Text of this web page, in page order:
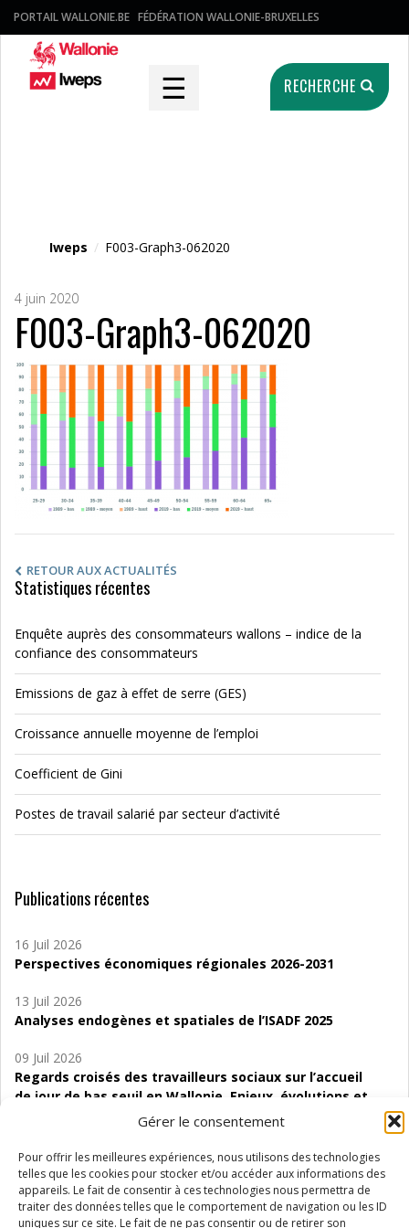
Gérer le consentement
Pour offrir les meilleures expériences, nous utilisons des technologies
telles que les cookies pour stocker et/ou accéder aux informations des
appareils. Le fait de consentir à ces technologies nous permettra de
traiter des données telles que le comportement de navigation ou les ID
uniques sur ce site. Le fait de ne pas consentir ou de retirer son
PORTAIL WALLONIE.BE FÉDÉRATION WALLONIE-BRUXELLES
☰ RECHERCHE
Iweps / F003-Graph3-062020
4 juin 2020
F003-Graph3-062020
RETOUR AUX ACTUALITÉS
Statistiques récentes
Enquête auprès des consommateurs wallons – indice de la
confiance des consommateurs
Emissions de gaz à effet de serre (GES)
Croissance annuelle moyenne de l’emploi
Coefficient de Gini
Postes de travail salarié par secteur d’activité
Publications récentes
16 Juil 2026
Perspectives économiques régionales 2026-2031
13 Juil 2026
Analyses endogènes et spatiales de l’ISADF 2025
09 Juil 2026
Regards croisés des travailleurs sociaux sur l’accueil
de jour de bas seuil en Wallonie. Enjeux, évolutions et
06 Juil 2026
Étude d’évaluabilité des Structures
d’accompagnement à l’autocréation d’emploi (SAACE)